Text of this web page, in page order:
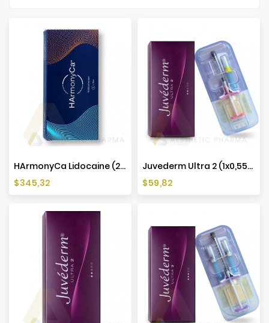
HArmonyCa Lidocaine (2x1,25ml)
Cena
$345,32
Juvederm Ultra 2 (1x0,55ml)
Cena
$59,82